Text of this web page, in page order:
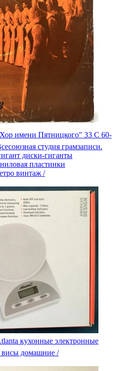
имени Пятницкого" 33 С 60-
студия грамзаписи.
диски-гиганты
пластинки
винтаж /
кухонные электронные
висы домашние /